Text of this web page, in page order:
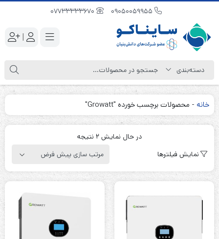
|
خانه - محصولات برچسب خورده "Growatt"
در حال نمایش 2 نتیجه
نمایش فیلترها